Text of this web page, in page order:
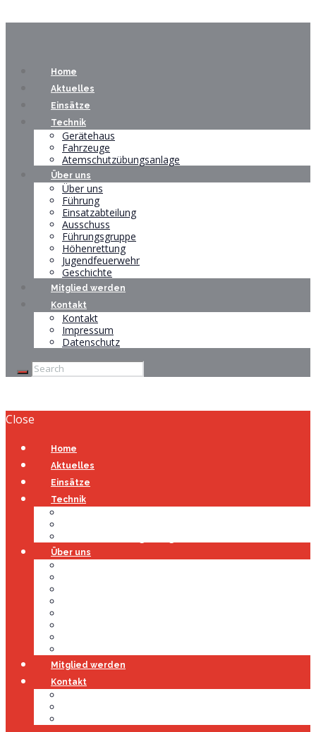
Home
Aktuelles
Einsätze
Technik
Gerätehaus
Fahrzeuge
Atemschutzübungsanlage
Über uns
Über uns
Führung
Einsatzabteilung
Ausschuss
Führungsgruppe
Höhenrettung
Jugendfeuerwehr
Geschichte
Mitglied werden
Kontakt
Kontakt
Impressum
Datenschutz
Close
Home
Aktuelles
Einsätze
Technik
Über uns
Mitglied werden
Kontakt